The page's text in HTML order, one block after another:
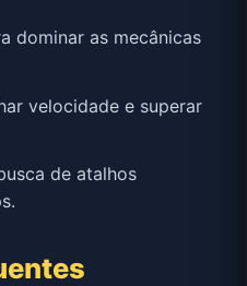
dominar as mecânicas
velocidade e superar
de atalhos